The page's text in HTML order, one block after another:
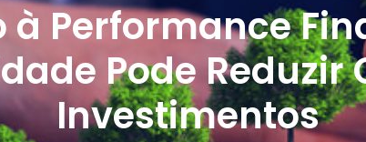
à Performance
Pode Reduzir
Investimentos